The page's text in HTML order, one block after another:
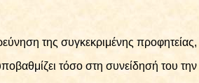
της συγκεκριμένης
τόσο στη συνείδησή του την